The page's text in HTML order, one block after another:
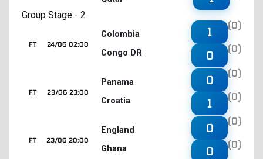
Group Stage - 2
24/06 02:00
FT
Colombia
Congo DR
1
(0)
0
(0)
23/06 23:00
FT
Panama
Croatia
0
(0)
1
(0)
23/06 20:00
FT
England
Ghana
0
(0)
0
(0)